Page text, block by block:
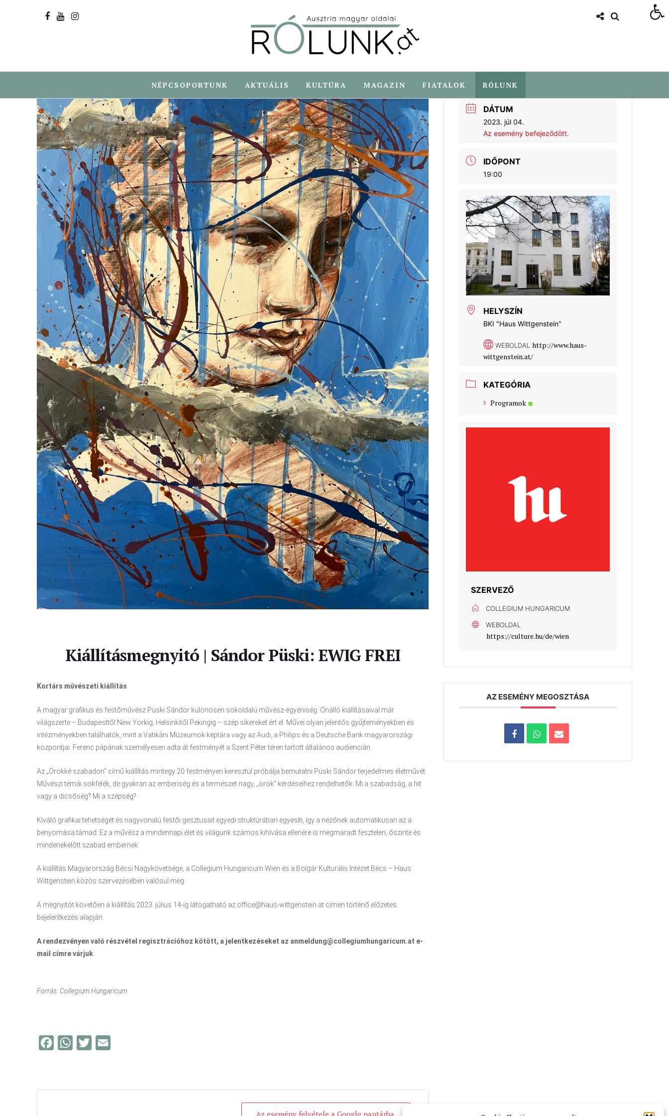
NÉPCSOPORTUNK AKTUÁLIS KULTÚRA MAGAZIN FIATALOK RÓLUNK
Kiállításmegnyitó | Sándor Püski: EWIG FREI
Kortárs művészeti kiállítás
A magyar grafikus és festőművész Püski Sándor különösen sokoldalú művész-egyéniség. Önálló kiállításaival már
világszerte – Budapesttől New Yorkig, Helsinkitől Pekingig – szép sikereket ért el. Művei olyan jelentős gyűjteményekben és
intézményekben találhatók, mint a Vatikáni Múzeumok képtára vagy az Audi, a Philips és a Deutsche Bank magyarországi
központjai. Ferenc pápának személyesen adta át festményét a Szent Péter téren tartott általános audiencián.
Az „Örökké szabadon” című kiállítás mintegy 20 festményen keresztül próbálja bemutatni Püski Sándor terjedelmes életművét.
Művészi témái sokfélék, de gyakran az emberiség és a természet nagy, „örök” kérdéseihez rendelhetők: Mi a szabadság, a hit
vagy a dicsőség? Mi a szépség?
Kiváló grafikai tehetségét és nagyvonalú festői gesztusait egyedi struktúrában egyesíti, így a nézőnek automatikusan az a
benyomása támad: Ez a művész a mindennapi élet és világunk számos kihívása ellenére is megmaradt fesztelen, őszinte és
mindenekelőtt szabad embernek.
A kiállítás Magyarország Bécsi Nagykövetsége, a Collegium Hungaricum Wien és a Bolgár Kulturális Intézet Bécs – Haus
Wittgenstein közös szervezésében valósul meg.
A megnyitót követően a kiállítás 2023. július 14-ig látogatható az office@haus-wittgenstein.at címen történő előzetes
bejelentkezés alapján.
A rendezvényen való részvétel regisztrációhoz kötött, a jelentkezéseket az anmeldung@collegiumhungaricum.at e-
mail címre várjuk
Forrás: Collegium Hungaricum
e
W
t
t
i
DÁTUM
2023. júl 04.
Az esemény befejeződött.
IDŐPONT
19:00
HELYSZÍN
BKI "Haus Wittgenstein"
WEBOLDAL http://www.haus-
wittgenstein.at/
KATEGÓRIA
Programok
SZERVEZŐ
COLLEGIUM HUNGARICUM
WEBOLDAL
https://culture.hu/de/wien
AZ ESEMÉNY MEGOSZTÁSA